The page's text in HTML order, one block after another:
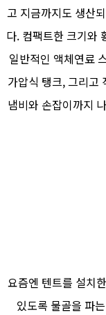
고 지금까지도 생산
다. 컴팩트한 크기와
일반적인 액체연료
가압식 탱크, 그리고
냄비와 손잡이까지
요즘엔 텐트를 설치
있도록 물골을 파